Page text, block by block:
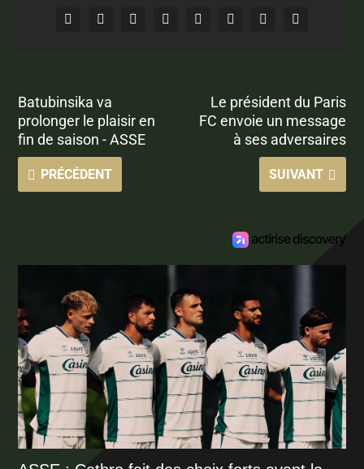
Batubinsika va
prolonger le plaisir en
fin de saison - ASSE
PRÉCÉDENT
Le président du Paris
FC envoie un message
à ses adversaires
SUIVANT